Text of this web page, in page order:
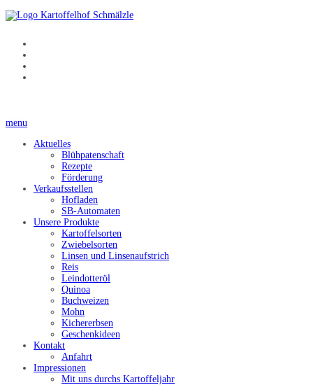
menu
Aktuelles
Blühpatenschaft
Rezepte
Förderung
Verkaufsstellen
Hofladen
SB-Automaten
Unsere Produkte
Kartoffelsorten
Zwiebelsorten
Linsen und Linsenaufstrich
Reis
Leindotteröl
Quinoa
Buchweizen
Mohn
Kichererbsen
Geschenkideen
Kontakt
Anfahrt
Impressionen
Mit uns durchs Kartoffeljahr